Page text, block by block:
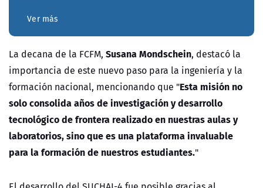
Ver más
La decana de la FCFM, Susana Mondschein, destacó la
importancia de este nuevo paso para la ingeniería y la
formación nacional, mencionando que "Esta misión no
solo consolida años de investigación y desarrollo
tecnológico de frontera realizado en nuestras aulas y
laboratorios, sino que es una plataforma invaluable
para la formación de nuestros estudiantes."